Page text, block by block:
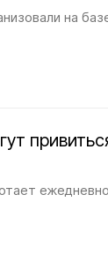
на